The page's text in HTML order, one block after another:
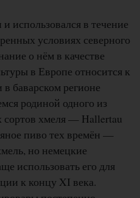
использовался в течение
условиях северного
о нём в качестве
в Европе относится к
баварском регионе
родиной одного из
сортов хмеля — Hallertau
пиво тех времён —
но немецкие
использовать его для
к концу XI века.